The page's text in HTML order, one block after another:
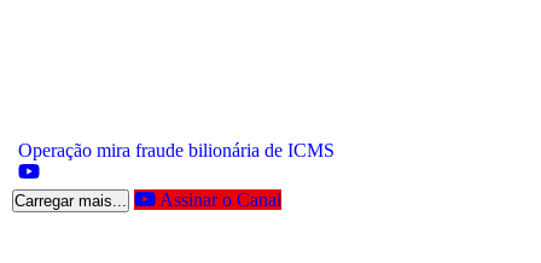
Operação mira fraude bilionária de ICMS
Carregar mais... Assinar o Canal